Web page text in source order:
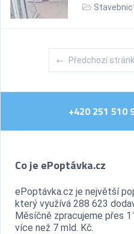
← Předchozí
+420 251 510
Co je ePoptávka.cz
ePoptávka.cz je největší
který využívá 288 623
Měsíčně zpracujeme přes
více než 7 mld. Kč.